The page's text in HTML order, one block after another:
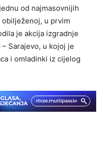
od najmasovnijih
obilježenoj, u prvim
je akcija izgradnje
Sarajevo, u kojoj je
i omladinki iz cijelog